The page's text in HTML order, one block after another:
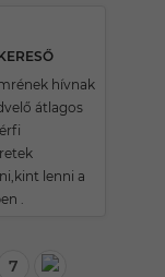
hívnak
átlagos
lenni a
.
7